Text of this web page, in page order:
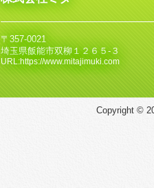
〒357-0021
埼玉県飯能市双柳１２６５‐３
URL:https://www.mitajimuki.com
Copyright ©